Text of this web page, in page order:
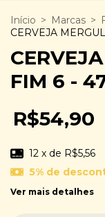
Início > Marcas >
CERVEJA
FIM 6 -
R$54,90
12 x de R$5,56
5% de
Ver mais detalhes